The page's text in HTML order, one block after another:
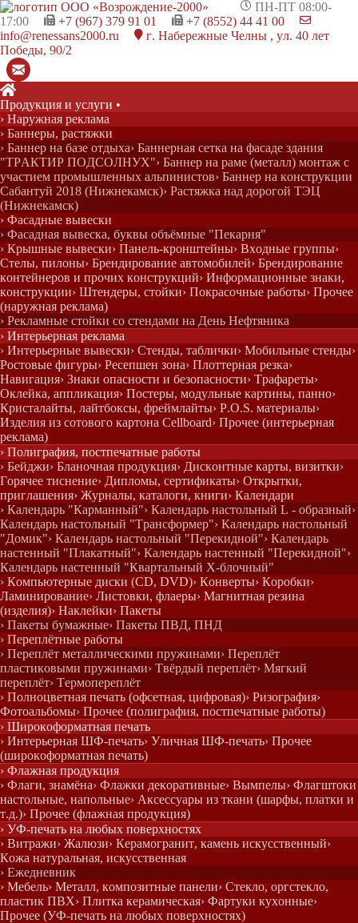
 ПН-ПТ 08:00-
17:00
 +7 (967) 379 91 01  +7 (8552) 44 41 00 
info@renessans2000.ru  г. Набережные Челны , ул. 40 лет
Победы, 90/2

Продукция и услуги •
› Наружная реклама
› Баннеры, растяжки
› Баннер на базе отдыха› Баннерная сетка на фасаде здания
"ТРАКТИР ПОДСОЛНУХ"› Баннер на раме (металл) монтаж с
участием промышленных альпинистов› Баннер на конструкции
Сабантуй 2018 (Нижнекамск)› Растяжка над дорогой ТЭЦ
(Нижнекамск)
› Фасадные вывески
› Фасадная вывеска, буквы объёмные "Пекарня"
› Крышные вывески› Панель-кронштейны› Входные группы›
Стелы, пилоны› Брендирование автомобилей› Брендирование
контейнеров и прочих конструкций› Информационные знаки,
конструкции› Штендеры, стойки› Покрасочные работы› Прочее
(наружная реклама)
› Рекламные стойки со стендами на День Нефтяника
› Интерьерная реклама
› Интерьерные вывески› Стенды, таблички› Мобильные стенды›
Ростовые фигуры› Ресепшен зона› Плоттерная резка›
Навигация› Знаки опасности и безопасности› Трафареты›
Оклейка, аппликация› Постеры, модульные картины, панно›
Кристалайты, лайтбоксы, фреймлайты› P.O.S. материалы›
Изделия из сотового картона Cellboard› Прочее (интерьерная
реклама)
› Полиграфия, постпечатные работы
› Бейджи› Бланочная продукция› Дисконтные карты, визитки›
Горячее тиснение› Дипломы, сертификаты› Открытки,
приглашения› Журналы, каталоги, книги› Календари
› Календарь "Карманный"› Календарь настольный L - образный›
Календарь настольный "Трансформер"› Календарь настольный
"Домик"› Календарь настольный "Перекидной"› Календарь
настенный "Плакатный"› Календарь настенный "Перекидной"›
Календарь настенный "Квартальный Х-блочный"
› Компьютерные диски (CD, DVD)› Конверты› Коробки›
Ламинирование› Листовки, флаеры› Магнитная резина
(изделия)› Наклейки› Пакеты
› Пакеты бумажные› Пакеты ПВД, ПНД
› Переплётные работы
› Переплёт металлическими пружинами› Переплёт
пластиковыми пружинами› Твёрдый переплёт› Мягкий
переплёт› Термопереплёт
› Полноцветная печать (офсетная, цифровая)› Ризография›
Фотоальбомы› Прочее (полиграфия, постпечатные работы)
› Широкоформатная печать
› Интерьерная ШФ-печать› Уличная ШФ-печать› Прочее
(широкоформатная печать)
› Флажная продукция
› Флаги, знамёна› Флажки декоративные› Вымпелы› Флагштоки
настольные, напольные› Аксессуары из ткани (шарфы, платки и
т.д.)› Прочее (флажная продукция)
› УФ-печать на любых поверхностях
› Витражи› Жалюзи› Керамогранит, камень искусственный›
Кожа натуральная, искусственная
› Ежедневник
› Мебель› Металл, композитные панели› Стекло, оргстекло,
пластик ПВХ› Плитка керамическая› Фартуки кухонные›
Прочее (УФ-печать на любых поверхностях)
Главная
›
О нас
›
Оборудование
›
Основное оборудование
›
Лазеры